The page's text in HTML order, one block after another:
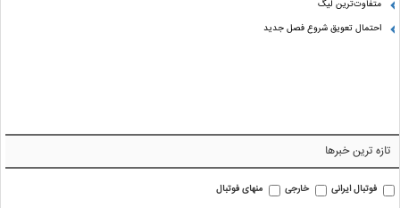
متفاوت‌ترین لیگ
احتمال تعویق شروع فصل جدید
تازه ترین خبرها
فوتبال ایرانی خارجی
منهای فوتبال